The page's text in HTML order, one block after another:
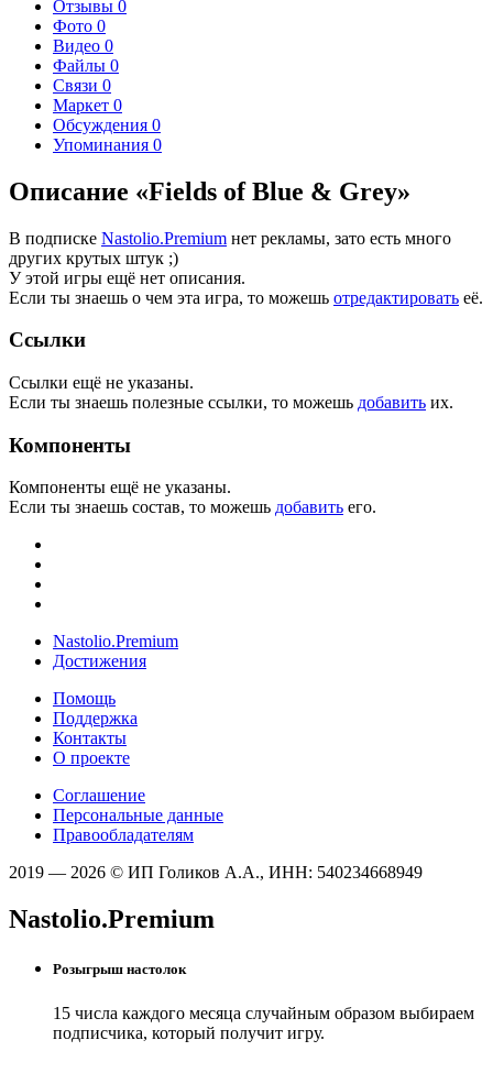
Отзывы 0
Фото 0
Видео 0
Файлы 0
Связи 0
Маркет 0
Обсуждения 0
Упоминания 0
Описание «Fields of Blue & Grey»
В подписке Nastolio.Premium нет рекламы, зато есть много
других крутых штук ;)
У этой игры ещё нет описания.
Если ты знаешь о чем эта игра, то можешь отредактировать её.
Ссылки
Ссылки ещё не указаны.
Если ты знаешь полезные ссылки, то можешь добавить их.
Компоненты
Компоненты ещё не указаны.
Если ты знаешь состав, то можешь добавить его.
Nastolio.Premium
Достижения
Помощь
Поддержка
Контакты
О проекте
Соглашение
Персональные данные
Правообладателям
2019 — 2026 © ИП Голиков А.А., ИНН: 540234668949
Nastolio.Premium
Розыгрыш настолок
15 числа каждого месяца случайным образом выбираем
подписчика, который получит игру.